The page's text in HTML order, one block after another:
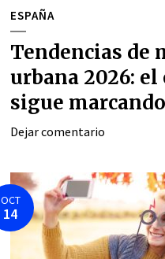
ESPAÑA
Tendencias de
urbana 2026:
sigue
Dejar comentario
OCT
14